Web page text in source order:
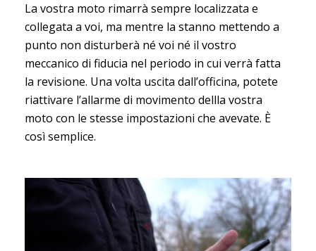
La vostra moto rimarrà sempre localizzata e
collegata a voi, ma mentre la stanno mettendo a
punto non disturberà né voi né il vostro
meccanico di fiducia nel periodo in cui verrà fatta
la revisione. Una volta uscita dall’officina, potete
riattivare l’allarme di movimento dellla vostra
moto con le stesse impostazioni che avevate. È
così semplice.